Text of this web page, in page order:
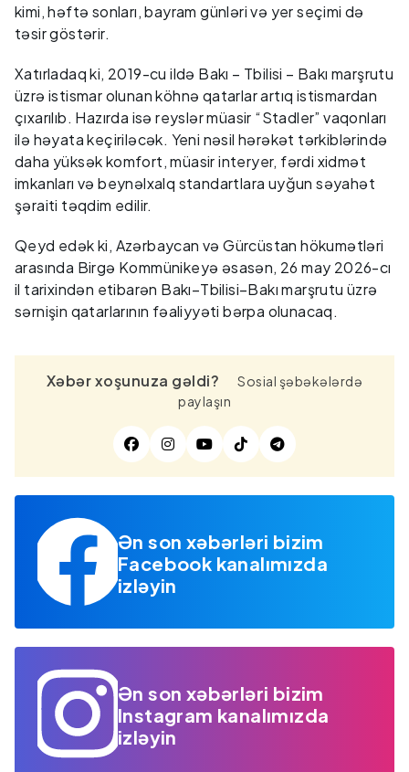
kimi, həftə sonları, bayram günləri və yer seçimi də
təsir göstərir.
Xatırladaq ki, 2019-cu ildə Bakı – Tbilisi – Bakı marşrutu
üzrə istismar olunan köhnə qatarlar artıq istismardan
çıxarılıb. Hazırda isə reyslər müasir “Stadler” vaqonları
ilə həyata keçiriləcək. Yeni nəsil hərəkət tərkiblərində
daha yüksək komfort, müasir interyer, fərdi xidmət
imkanları və beynəlxalq standartlara uyğun səyahət
şəraiti təqdim edilir.
Qeyd edək ki, Azərbaycan və Gürcüstan hökumətləri
arasında Birgə Kommünikeyə əsasən, 26 may 2026-cı
il tarixindən etibarən Bakı–Tbilisi–Bakı marşrutu üzrə
sərnişin qatarlarının fəaliyyəti bərpa olunacaq.
Xəbər xoşunuza gəldi?
Sosial şəbəkələrdə
paylaşın
Ən son xəbərləri bizim
Facebook kanalımızda
izləyin
Ən son xəbərləri bizim
Instagram kanalımızda
izləyin